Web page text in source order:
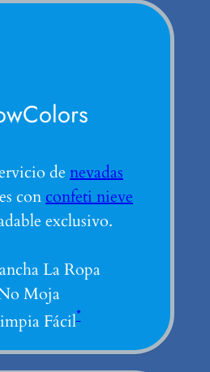
de nevadas
con confeti nieve
exclusivo.
La Ropa
Moja
Fácil*